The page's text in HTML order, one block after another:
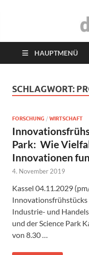
das
HAUPTMENÜ
SCHLAGWORT:
FORSCHUNG / WIRTSCHAFT
Park: Wie
Innovationen
4. November 2019
Kassel 04.11.2029
Industrie- und
und der Science Park
von 8.30 …